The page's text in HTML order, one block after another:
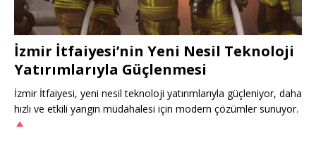
İzmir İtfaiyesi’nin Yeni Nesil Teknoloji
Yatırımlarıyla Güçlenmesi
İzmir İtfaiyesi, yeni nesil teknoloji yatırımlarıyla güçleniyor, daha
hızlı ve etkili yangın müdahalesi için modern çözümler sunuyor.